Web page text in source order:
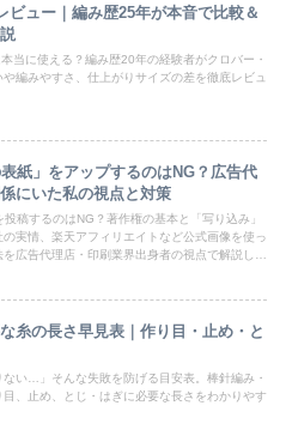
ビュー｜編み歴25年が本音で比較＆
当に使える？編み歴20年の経験者がクロバー・
や編みやすさ、仕上がりサイズの差を徹底レビュ
紙」をアップするのはNG？広告代
にいた私の視点と対策
稿するのはNG？著作権の基本と「写り込み」
実情、楽天アフィリエイトなど公式画像を使っ
を広告代理店・印刷業界出身者の視点で解説しま
糸の長さ早見表｜作り目・止め・と
ない…」そんな失敗を防げる目安表。棒針編み・
目、止め、とじ・はぎに必要な長さをわかりやす